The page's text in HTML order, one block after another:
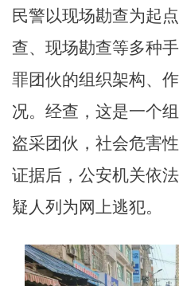
民警以现场勘查为起
查、现场勘查等多种
罪团伙的组织架构、
况。经查，这是一个
盗采团伙，社会危害
证据后，公安机关依
疑人列为网上逃犯。